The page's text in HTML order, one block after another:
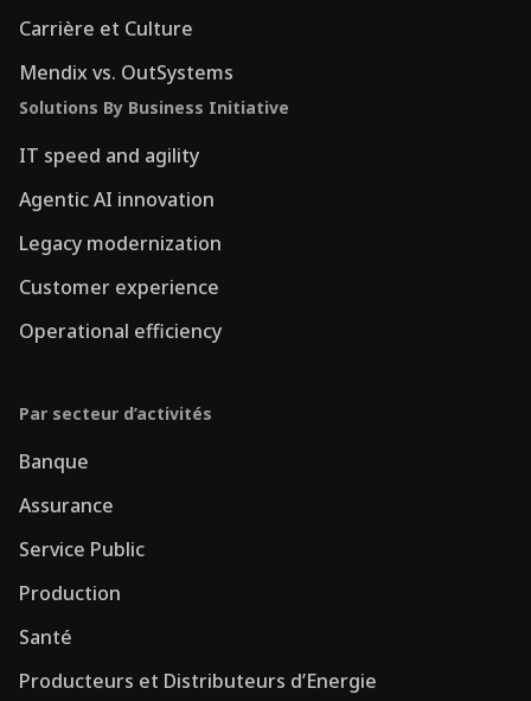
Carrière et Culture
Mendix vs. OutSystems
Solutions By Business Initiative
IT speed and agility
Agentic AI innovation
Legacy modernization
Customer experience
Operational efficiency
Par secteur d’activités
Banque
Assurance
Service Public
Production
Santé
Producteurs et Distributeurs d’Energie